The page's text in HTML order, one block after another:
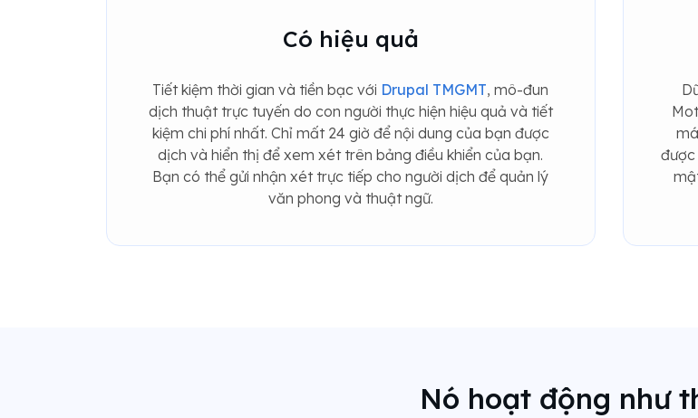
Có hiệu quả
Tiết kiệm thời gian và tiền bạc với Drupal TMGMT, mô-đun
dịch thuật trực tuyến do con người thực hiện hiệu quả và tiết
kiệm chi phí nhất. Chỉ mất 24 giờ để nội dung của bạn được
dịch và hiển thị để xem xét trên bảng điều khiển của bạn.
Bạn có thể gửi nhận xét trực tiếp cho người dịch để quản lý
văn phong và thuật ngữ.
được
Nó hoạt động như